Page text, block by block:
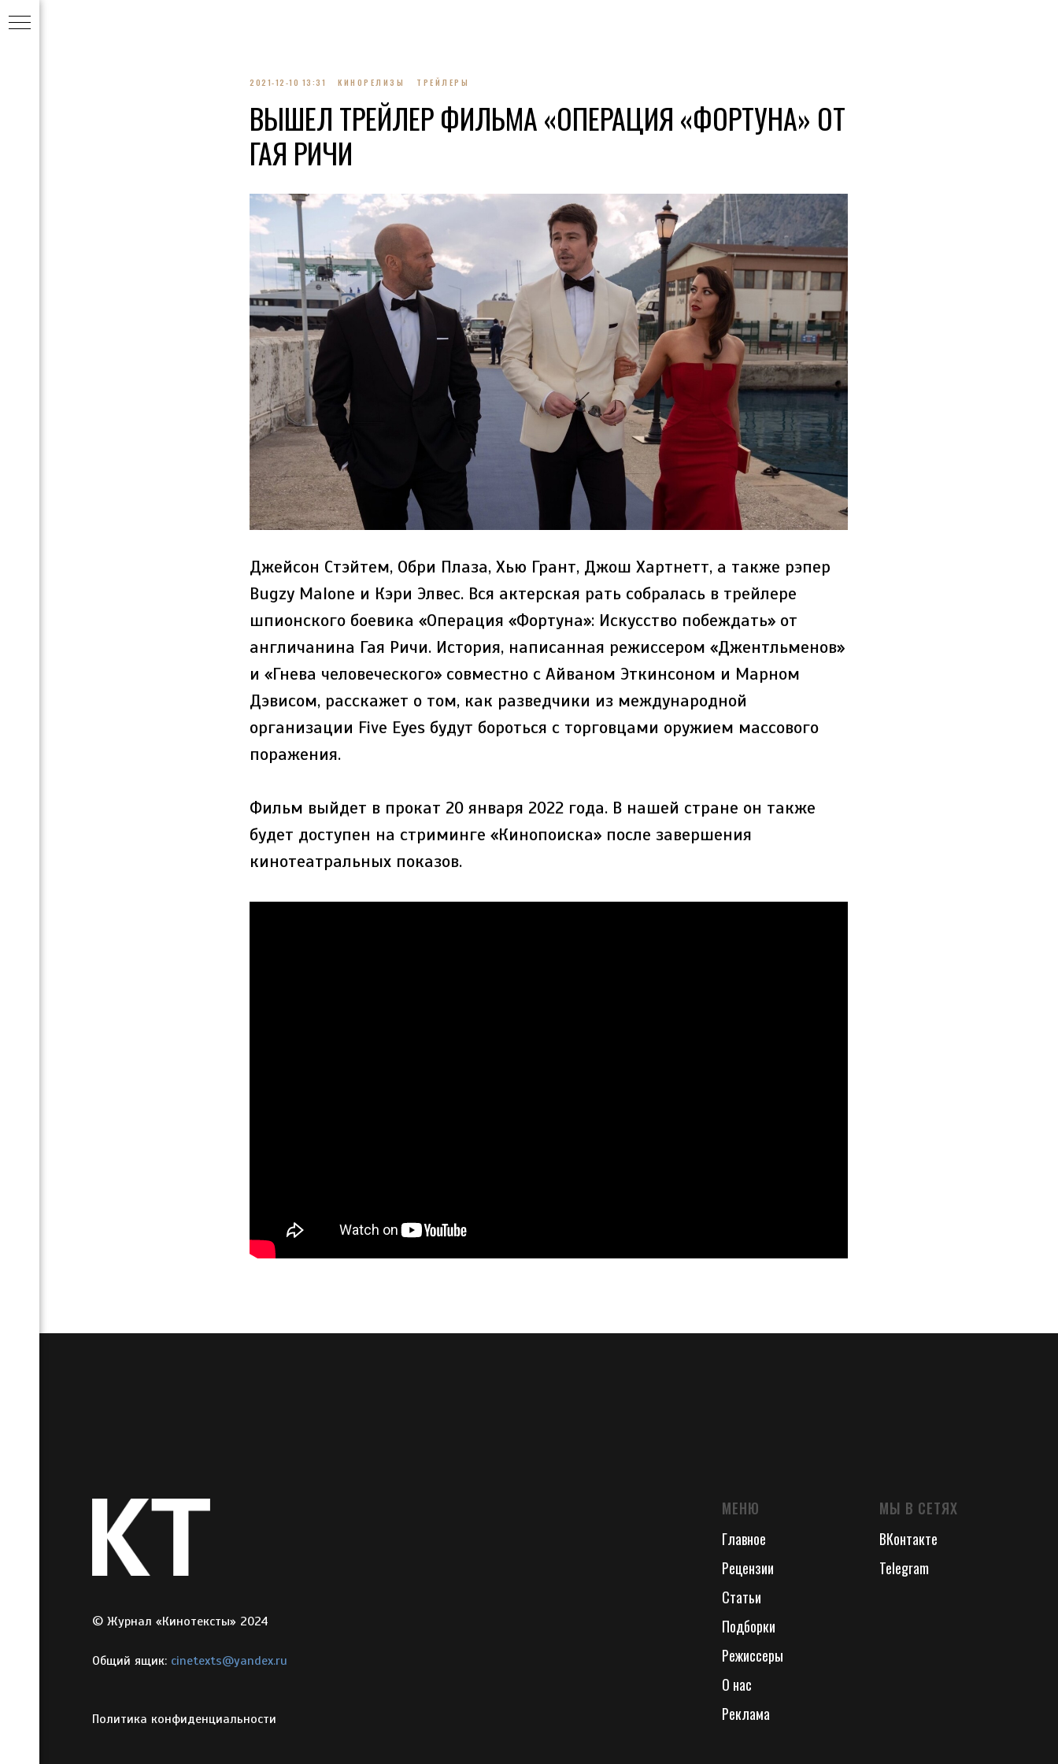
2021-12-10 13:31 КИНОРЕЛИЗЫ ТРЕЙЛЕРЫ
ВЫШЕЛ ТРЕЙЛЕР ФИЛЬМА «ОПЕРАЦИЯ «ФОРТУНА» ОТ
ГАЯ РИЧИ
Джейсон Стэйтем, Обри Плаза, Хью Грант, Джош Хартнетт, а также рэпер
Bugzy Malone и Кэри Элвес. Вся актерская рать собралась в трейлере
шпионского боевика «Операция «Фортуна»: Искусство побеждать» от
англичанина Гая Ричи. История, написанная режиссером «Джентльменов»
и «Гнева человеческого» совместно с Айваном Эткинсоном и Марном
Дэвисом, расскажет о том, как разведчики из международной
организации Five Eyes будут бороться с торговцами оружием массового
поражения.
Фильм выйдет в прокат 20 января 2022 года. В нашей стране он также
будет доступен на стриминге «Кинопоиска» после завершения
кинотеатральных показов.
© Журнал «Кинотексты» 2024
Общий ящик: cinetexts@yandex.ru
Политика конфиденциальности
МЕНЮ
Главное
Рецензии
Статьи
Подборки
Режиссеры
О нас
Реклама
МЫ В СЕТЯХ
ВКонтакте
Telegram